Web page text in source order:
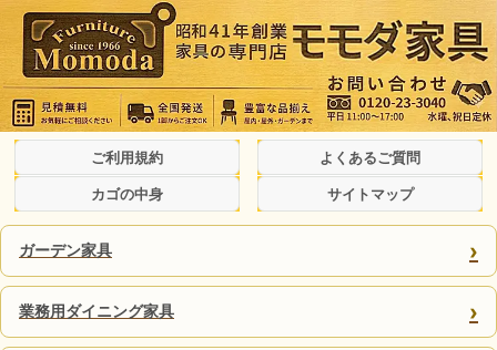
ご利用規約 よくあるご質問
カゴの中身 サイトマップ
ガーデン家具 ›
業務用ダイニング家具 ›